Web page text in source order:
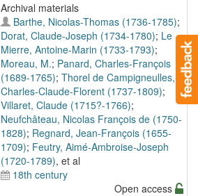
Archival materials
Barthe, Nicolas-Thomas (1736-1785);
Dorat, Claude-Joseph (1734-1780); Le
Mierre, Antoine-Marin (1733-1793);
Moreau, M.; Panard, Charles-François
(1689-1765); Thorel de Campigneulles,
Charles-Claude-Florent (1737-1809);
Villaret, Claude (1715?-1766);
Neufchâteau, Nicolas François de (1750-
1828); Regnard, Jean-François (1655-
1709); Feutry, Aimé-Ambroise-Joseph
(1720-1789), et al
18th century
Open access